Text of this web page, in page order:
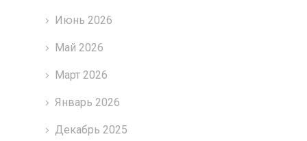
Июнь 2026
Май 2026
Март 2026
Январь 2026
Декабрь 2025